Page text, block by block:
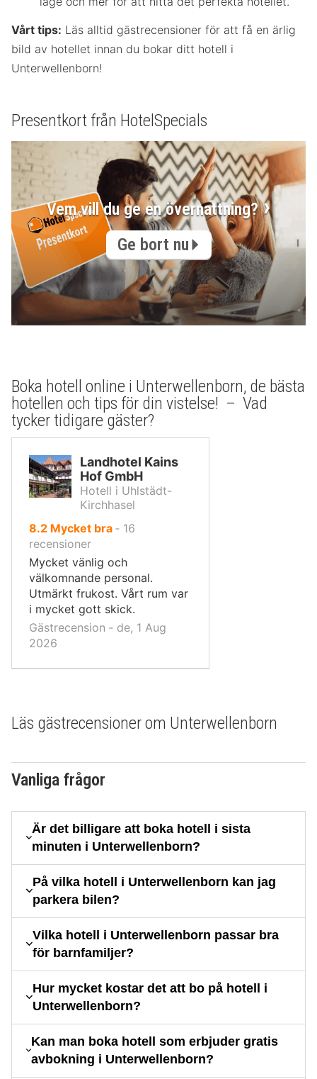
Vårt tips: Läs alltid gästrecensioner för att få en ärlig
bild av hotellet innan du bokar ditt hotell i
Unterwellenborn!
Presentkort från HotelSpecials
Vem vill du ge en övernattning?
Ge bort nu
Boka hotell online i Unterwellenborn, de bästa
hotellen och tips för din vistelse! – Vad
tycker tidigare gäster?
Landhotel Kains
Hof GmbH
Hotell i Uhlstädt-
Kirchhasel
8.2 av
10,
Mycket bra ‐ 16
recensioner
Mycket vänlig och
välkomnande personal.
Utmärkt frukost. Vårt rum var
i mycket gott skick.
Gästrecension ‐ de, 1 Aug
2026
Läs gästrecensioner om Unterwellenborn
Vanliga frågor
Är det billigare att boka hotell i sista
minuten i Unterwellenborn?
På vilka hotell i Unterwellenborn kan jag
parkera bilen?
Vilka hotell i Unterwellenborn passar bra
för barnfamiljer?
Hur mycket kostar det att bo på hotell i
Unterwellenborn?
Kan man boka hotell som erbjuder gratis
avbokning i Unterwellenborn?